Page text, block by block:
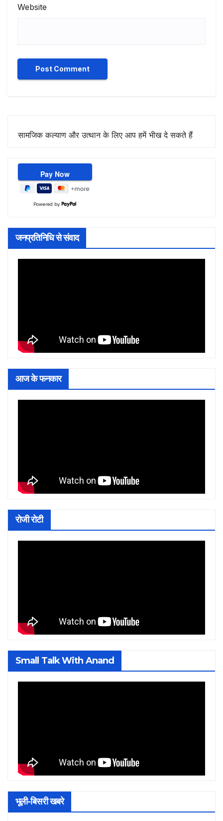
Website
सामजिक कल्याण और उत्थान के लिए आप हमें भीख दे सकते हैं
Powered by
जनप्रतिनिधि से संवाद
आज के फनकार
रोजी रोटी
Small Talk With Anand
भूली-बिसरी खबरे